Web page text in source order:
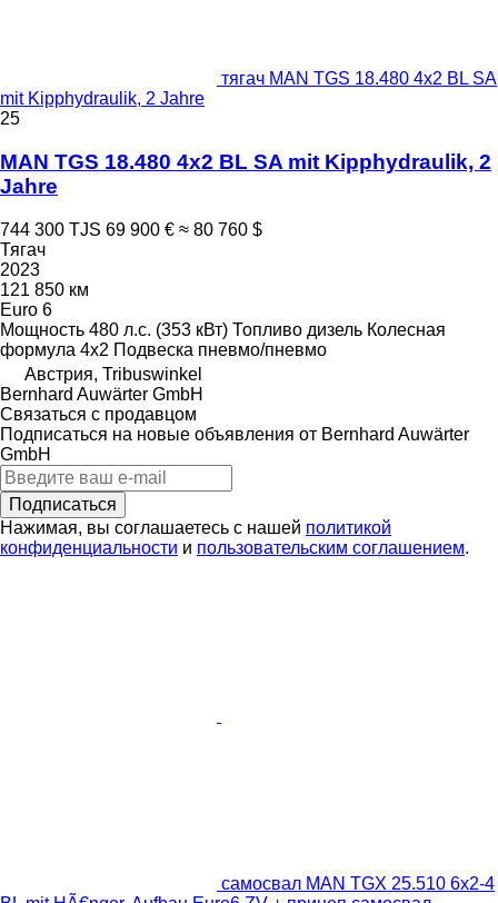
тягач MAN TGS 18.480 4x2 BL SA
mit Kipphydraulik, 2 Jahre
25
MAN TGS 18.480 4x2 BL SA mit Kipphydraulik, 2
Jahre
744 300 TJS 69 900 € ≈ 80 760 $
Тягач
2023
121 850 км
Euro 6
Мощность 480 л.с. (353 кВт) Топливо дизель Колесная
формула 4x2 Подвеска пневмо/пневмо
Австрия, Tribuswinkel
Bernhard Auwärter GmbH
Связаться с продавцом
Подписаться на новые объявления от Bernhard Auwärter
GmbH
Подписаться
Нажимая, вы соглашаетесь с нашей политикой
конфиденциальности и пользовательским соглашением.
самосвал MAN TGX 25.510 6x2-4